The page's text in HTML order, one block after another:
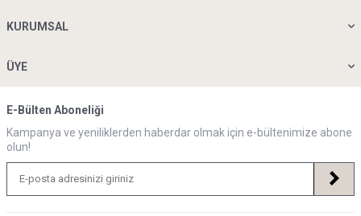
KURUMSAL
ÜYE
E-Bülten Aboneliği
Kampanya ve yeniliklerden haberdar olmak için e-bültenimize abone
olun!